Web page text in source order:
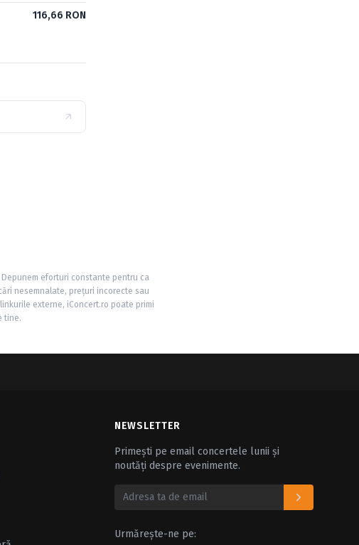
116,66 RON
eforturi constante pentru ca
nesemnalate, prețuri incorecte sau
externe, iConcert.ro poate primi
tine.
NEWSLETTER
Primești pe email concertele lunii și
noutăți despre evenimente.
Urmărește-ne pe: